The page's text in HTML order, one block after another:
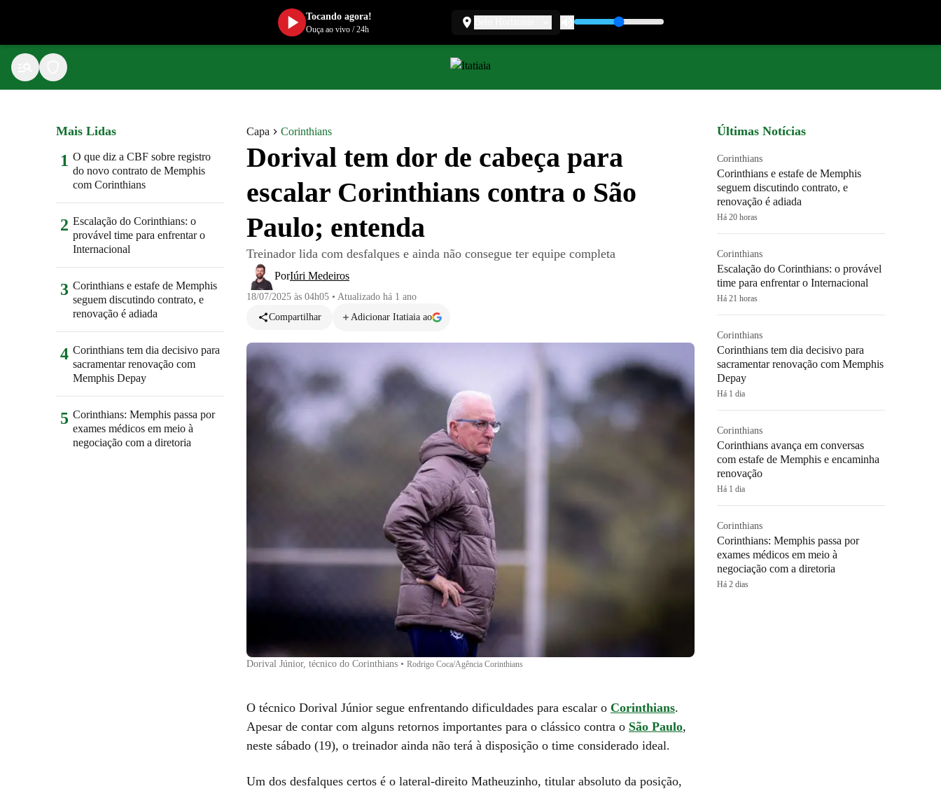
Capa Corinthians
Dorival tem dor de cabeça para
escalar Corinthians contra o São
Paulo; entenda
Treinador lida com desfalques e ainda não consegue ter equipe completa
PorIúri Medeiros
18/07/2025 às 04h05 • Atualizado há 1 ano
Compartilhar
Adicionar Itatiaia ao
Dorival Júnior, técnico do Corinthians • Rodrigo Coca/Agência Corinthians
O técnico Dorival Júnior segue enfrentando dificuldades para escalar o Corinthians.
Apesar de contar com alguns retornos importantes para o clássico contra o São Paulo,
neste sábado (19), o treinador ainda não terá à disposição o time considerado ideal.
Um dos desfalques certos é o lateral-direito Matheuzinho, titular absoluto da posição,
Mais Lidas
1 O que diz a CBF sobre registro
do novo contrato de Memphis
com Corinthians
2 Escalação do Corinthians: o
provável time para enfrentar o
Internacional
3 Corinthians e estafe de Memphis
seguem discutindo contrato, e
renovação é adiada
4 Corinthians tem dia decisivo para
sacramentar renovação com
Memphis Depay
5 Corinthians: Memphis passa por
exames médicos em meio à
negociação com a diretoria
Últimas Notícias
Corinthians
Corinthians e estafe de Memphis
seguem discutindo contrato, e
renovação é adiada
Há 20 horas
Corinthians
Escalação do Corinthians: o provável
time para enfrentar o Internacional
Há 21 horas
Corinthians
Corinthians tem dia decisivo para
sacramentar renovação com Memphis
Depay
Há 1 dia
Corinthians
Corinthians avança em conversas
com estafe de Memphis e encaminha
renovação
Há 1 dia
Corinthians
Corinthians: Memphis passa por
exames médicos em meio à
negociação com a diretoria
Há 2 dias
Tocando agora!
Ouça ao vivo/24h